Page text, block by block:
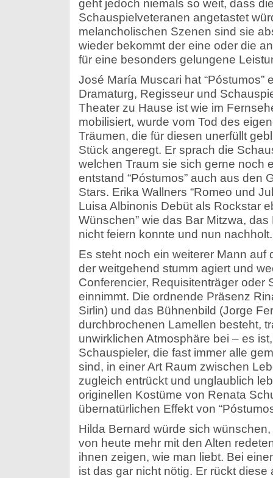
geht jedoch niemals so weit, dass
Schauspielveteranen angetastet
melancholischen Szenen sind sie
wieder bekommt der eine oder die
für eine besonders gelungene
José María Muscari hat “Póstumos”
Dramaturg, Regisseur und
Theater zu Hause ist wie im
mobilisiert, wurde vom Tod des
Träumen, die für diesen unerfüllt
Stück angeregt. Er sprach die
welchen Traum sie sich gerne noch
entstand “Póstumos” auch aus den
Stars. Erika Wallners “Romeo und
Luisa Albinonis Debüt als Rockstar
Wünschen” wie das Bar Mitzwa,
nicht feiern konnte und nun nachholt.
Es steht noch ein weiterer Mann auf
der weitgehend stumm agiert und
Conferencier, Requisitenträger oder
einnimmt. Die ordnende Präsenz
Sirlin) und das Bühnenbild (Jorge
durchbrochenen Lamellen besteht,
unwirklichen Atmosphäre bei – es
Schauspieler, die fast immer alle
sind, in einer Art Raum zwischen
zugleich entrückt und unglaublich
originellen Kostüme von Renata
übernatürlichen Effekt von
Hilda Bernard würde sich
von heute mehr mit den Alten
ihnen zeigen, wie man liebt. Bei
ist das gar nicht nötig. Er rückt diese